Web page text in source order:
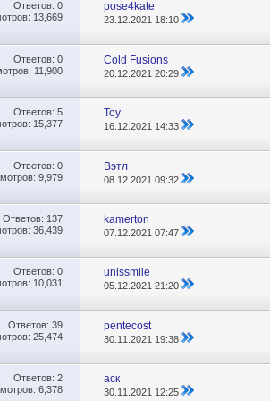
Ответов: 0
13,669
pose4kate
23.12.2021 18:10
Ответов: 0
11,900
Cold Fusions
20.12.202120:29
Ответов: 5
15,377
Toy
16.12.2021 14:33
Ответов: 0
9,979
Вэтл
08.12.202109:32
Ответов: 137
36,439
kamerton
07.12.202107:47
Ответов: 0
10,031
unissmile
05.12.202121:20
Ответов: 39
25,474
pentecost
30.11.2021 19:38
Ответов: 2
6,378
аск
30.11.202112:25